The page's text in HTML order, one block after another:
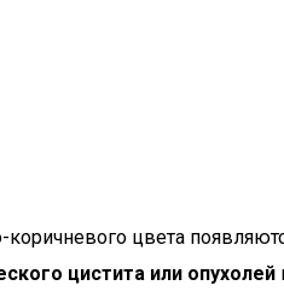
цвета
цистита или опухолей